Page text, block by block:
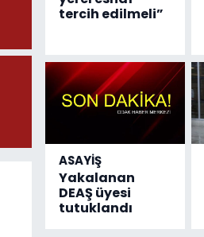
tercih edilmeli”
ASAYİŞ
Yakalanan
DEAŞ üyesi
tutuklandı